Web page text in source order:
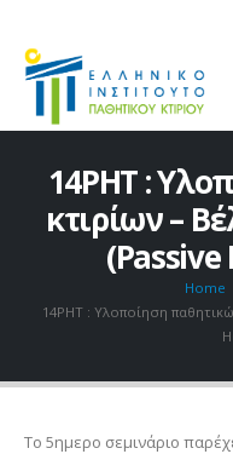
14PHT :
κτιρίων –
(Passive
Home
14PHT : Υλοποίηση
Το 5ημερο σεμινάριο